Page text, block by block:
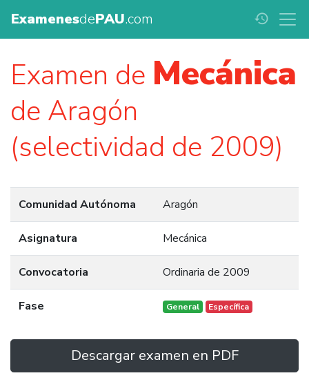
ExamenesdePAU.com history
Examen de Mecánica
de Aragón
(selectividad de 2009)
Comunidad Autónoma Aragón
Asignatura Mecánica
Convocatoria Ordinaria de 2009
Fase General Específica
Descargar examen en PDF